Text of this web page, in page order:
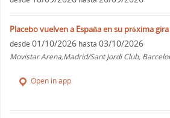
Placebo vuelven a España en su próxima
desde 01/10/2026 hasta 03/10/2026
Movistar Arena,Madrid/Sant Jordi Club,
Open in app